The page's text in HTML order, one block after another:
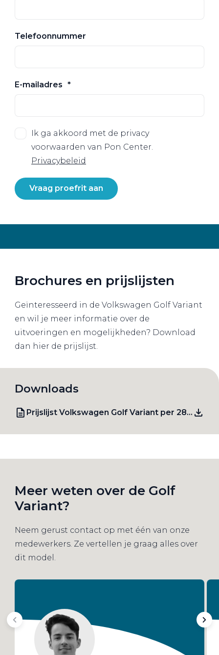
Telefoonnummer
E-mailadres
Ik ga akkoord met de privacy
voorwaarden van Pon Center.
Privacybeleid
Vraag proefrit aan
Brochures en prijslijsten
Geïnteresseerd in de Volkswagen Golf Variant
en wil je meer informatie over de
uitvoeringen en mogelijkheden? Download
dan hier de prijslijst.
Downloads
Prijslijst Volkswagen Golf Variant per 28 juli 2026
Meer weten over de Golf
Variant?
Neem gerust contact op met één van onze
medewerkers. Ze vertellen je graag alles over
dit model.